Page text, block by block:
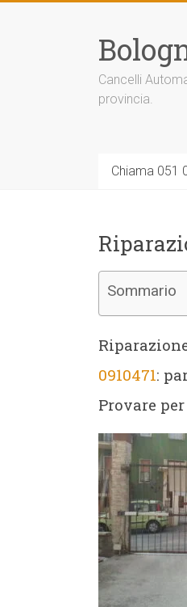
Cancelli
provincia.
Chiama 051
Sommario
0910471:
Provare